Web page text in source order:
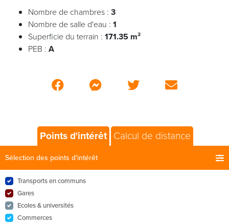
Nombre de chambres : 3
Nombre de salle d'eau : 1
Superficie du terrain : 171.35 m²
PEB : A
Points d'intérêt Calcul de distance
Sélection des points d'intérêt
Transports en communs
Gares
Ecoles & universités
Commerces